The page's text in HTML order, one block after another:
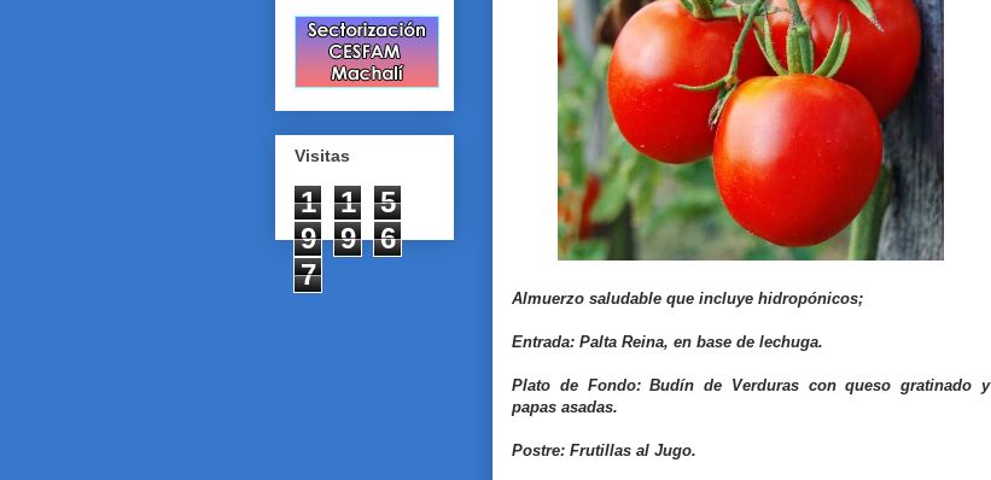
Almuerzo saludable que incluye hidropónicos;
Entrada: Palta Reina, en base de lechuga.
Plato de Fondo: Budín de Verduras con queso gratinado y
papas asadas.
Postre: Frutillas al Jugo.
Visitas
1 1
5
9
9
6
7